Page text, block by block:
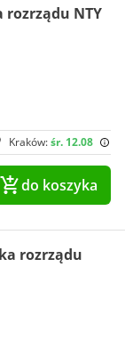
rozrządu NTY
Kraków:śr. 12.08
do koszyka
rozrządu